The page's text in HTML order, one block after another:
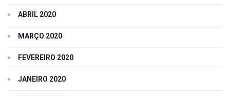
ABRIL 2020
MARÇO 2020
FEVEREIRO 2020
JANEIRO 2020